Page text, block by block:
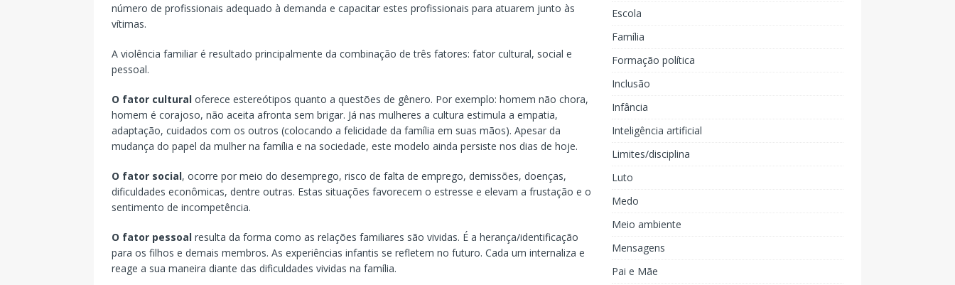
número de profissionais adequado à demanda e capacitar estes profissionais para atuarem junto às
vítimas.
A violência familiar é resultado principalmente da combinação de três fatores: fator cultural, social e
pessoal.
O fator cultural oferece estereótipos quanto a questões de gênero. Por exemplo: homem não chora,
homem é corajoso, não aceita afronta sem brigar. Já nas mulheres a cultura estimula a empatia,
adaptação, cuidados com os outros (colocando a felicidade da família em suas mãos). Apesar da
mudança do papel da mulher na família e na sociedade, este modelo ainda persiste nos dias de hoje.
O fator social, ocorre por meio do desemprego, risco de falta de emprego, demissões, doenças,
dificuldades econômicas, dentre outras. Estas situações favorecem o estresse e elevam a frustação e o
sentimento de incompetência.
O fator pessoal resulta da forma como as relações familiares são vividas. É a herança/identificação
para os filhos e demais membros. As experiências infantis se refletem no futuro. Cada um internaliza e
reage a sua maneira diante das dificuldades vividas na família.
Escola
Família
Formação política
Inclusão
Infância
Inteligência artificial
Limites/disciplina
Luto
Medo
Meio ambiente
Mensagens
Pai e Mãe